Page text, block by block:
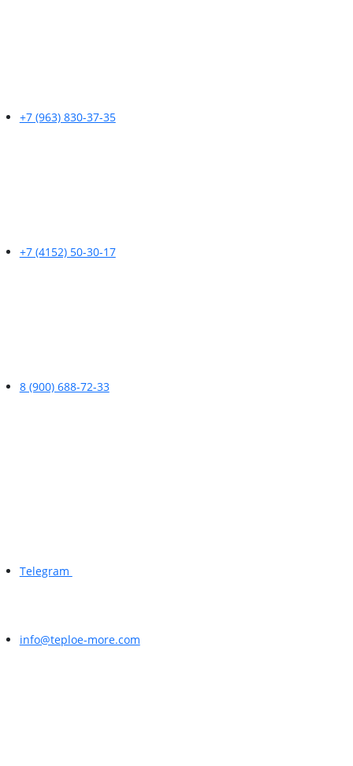
+7 (963) 830-37-35
+7 (4152) 50-30-17
8 (900) 688-72-33
Telegram
info@teploe-more.com